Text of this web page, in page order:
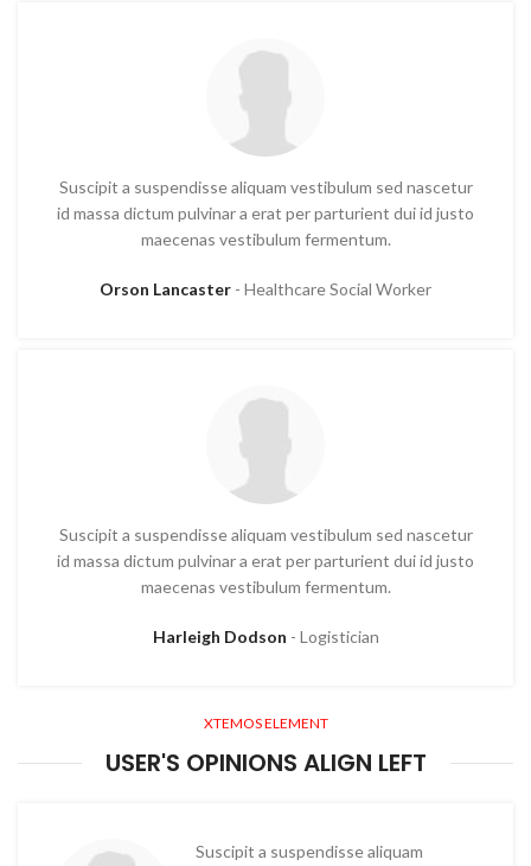
Suscipit a suspendisse aliquam vestibulum sed nascetur
id massa dictum pulvinar a erat per parturient dui id justo
maecenas vestibulum fermentum.
Orson Lancaster Healthcare Social Worker
Suscipit a suspendisse aliquam vestibulum sed nascetur
id massa dictum pulvinar a erat per parturient dui id justo
maecenas vestibulum fermentum.
Harleigh Dodson Logistician
XTEMOS ELEMENT
USER'S OPINIONS ALIGN LEFT
Suscipit a suspendisse aliquam